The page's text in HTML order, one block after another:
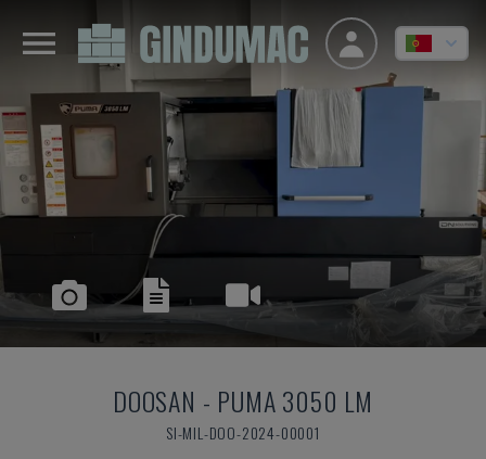
DOOSAN - PUMA 3050 LM
SI-MIL-DOO-2024-00001